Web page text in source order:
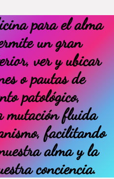
para el alma
un gran
ver y ubicar
o pautas de
patológico,
mutación fluida
facilitando
alma y la
conciencia.